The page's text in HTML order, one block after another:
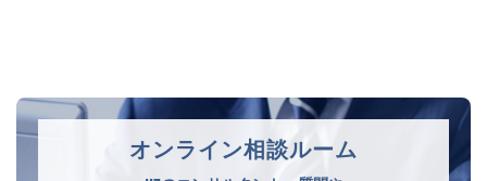
オンライン相談ルーム